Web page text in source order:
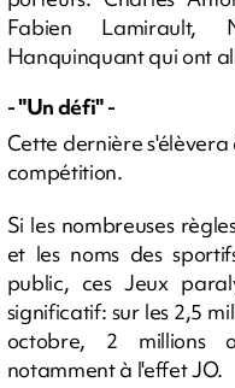
Fabien Lamirault,
Hanquinquant qui ont
- "Un défi" -
Cette dernière
compétition.
Si les nombreuses
et les noms des
public, ces Jeux
significatif: sur les 2,5
octobre, 2 millions
notamment à l'effet JO.